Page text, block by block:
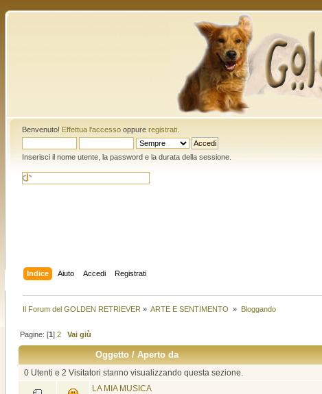
Benvenuto! Effettua l'accessooppure registrati.
Inserisci il nome utente, la password e la durata della sessione.
Indice Aiuto Accedi Registrati
Il Forum del GOLDEN RETRIEVER » ARTE E SENTIMENTO » Bloggando
Pagine: [1] 2 Vai giù
Oggetto/Aperto da
0 Utenti e 2 Visitatori stanno visualizzando questa sezione.
LA MIA MUSICA